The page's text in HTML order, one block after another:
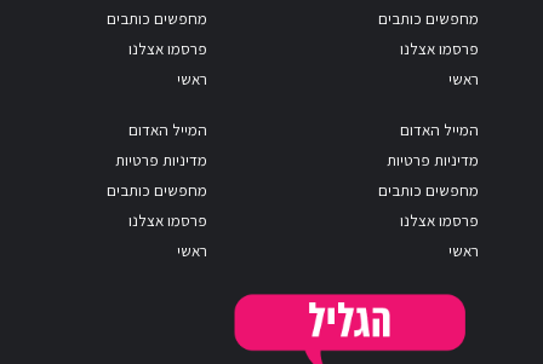
מחפשים כותבים
פרסמו אצלנו
ראשי
מחפשים כותבים
פרסמו אצלנו
ראשי
המייל האדום
מדיניות פרטיות
מחפשים כותבים
פרסמו אצלנו
ראשי
המייל האדום
מדיניות פרטיות
מחפשים כותבים
פרסמו אצלנו
ראשי